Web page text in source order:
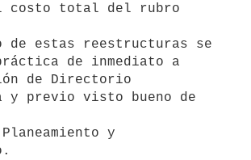
costo total del rubro
de estas reestructuras se
de inmediato a
de Directorio
y previo visto bueno de
y